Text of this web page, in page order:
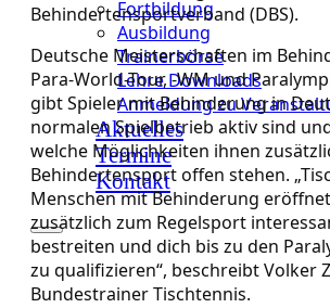
Fortbildung
Ausbildung
Trainerbörse
Lehre Downloads
Anmeldung zu
Aktuelles
Termine
Kontakt
Behindertensportverband (DBS).
Deutsche Meisterschaften im
Para-World-Tour, -WM und
gibt Spieler mit Behinderung in
normalen Spielbetrieb aktiv sind
welche Möglichkeiten ihnen
Behindertensport offen stehen.
Menschen mit Behinderung
zusätzlich zum Regelsport
bestreiten und dich bis zu den
zu qualifizieren“, beschreibt Volker
Bundestrainer Tischtennis.